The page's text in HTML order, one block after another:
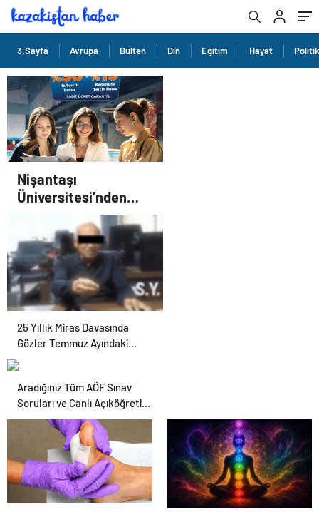
3.Sayfa Avrupa Bülten Din Eğitim Hayat
Nişantaşı
Üniversitesi’nden
2026 YKS Adaylarına
Çifte Güvence: Sabit
Ücret ve Kesintisiz
Burs
25 Yıllık Miras Davasında
Gözler Temmuz Ayındaki
Karar Duruşmasına Çevrildi
Aradığınız Tüm AÖF Sınav
Soruları ve Canlı Açıköğretim
Forumu Burada